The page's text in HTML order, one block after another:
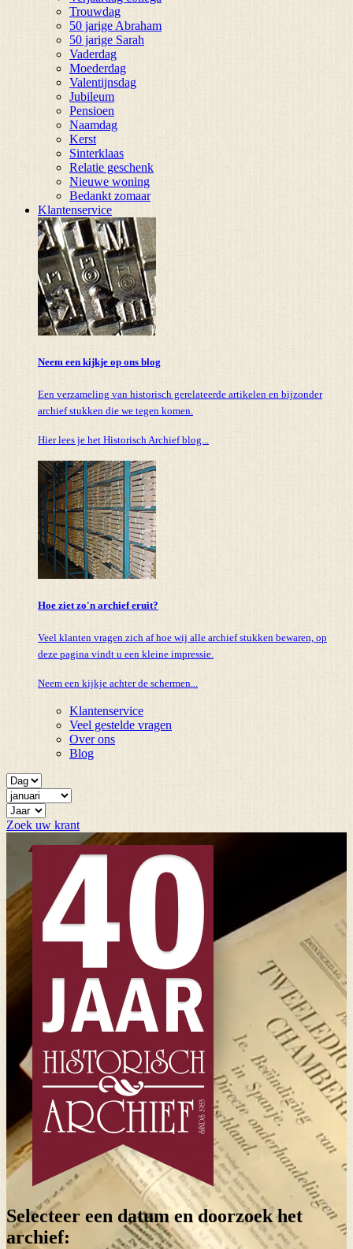
Trouwdag
50 jarige Abraham
50 jarige Sarah
Vaderdag
Moederdag
Valentijnsdag
Jubileum
Pensioen
Naamdag
Kerst
Sinterklaas
Relatie geschenk
Nieuwe woning
Bedankt zomaar
Klantenservice
Neem een kijkje op ons blog
Een verzameling van historisch gerelateerde artikelen en bijzonder
archief stukken die we tegen komen.
Hier lees je het Historisch Archief blog...
Hoe ziet zo'n archief eruit?
Veel klanten vragen zich af hoe wij alle archief stukken bewaren, op
deze pagina vindt u een kleine impressie.
Neem een kijkje achter de schermen...
Klantenservice
Veel gestelde vragen
Over ons
Blog
Zoek uw krant
Selecteer een datum en doorzoek het
archief: